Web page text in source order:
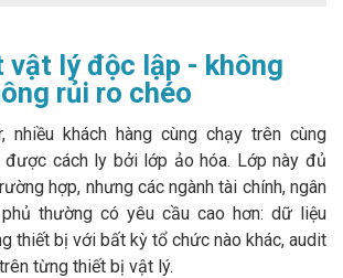
vật lý độc lập - không
rủi ro chéo
nhiều khách hàng cùng chạy trên cùng
được cách ly bởi lớp ảo hóa. Lớp này đủ
hợp, nhưng các ngành tài chính, ngân
thường có yêu cầu cao hơn: dữ liệu
thiết bị với bất kỳ tổ chức nào khác, audit
từng thiết bị vật lý.